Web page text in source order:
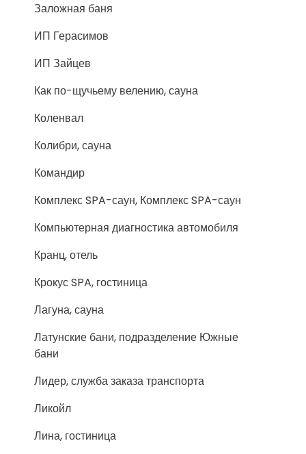
Заложная баня
ИП Герасимов
ИП Зайцев
Как по-щучьему велению, сауна
Коленвал
Колибри, сауна
Командир
Комплекс SPA-саун, Комплекс SPA-саун
Компьютерная диагностика автомобиля
Кранц, отель
Крокус SPA, гостиница
Лагуна, сауна
Латунские бани, подразделение Южные
бани
Лидер, служба заказа транспорта
Ликойл
Лина, гостиница